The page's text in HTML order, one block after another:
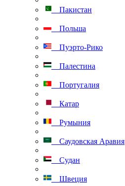
Пакистан
Польша
Пуэрто-Рико
Палестина
Португалия
Катар
Румыния
Саудовская Аравия
Судан
Швеция